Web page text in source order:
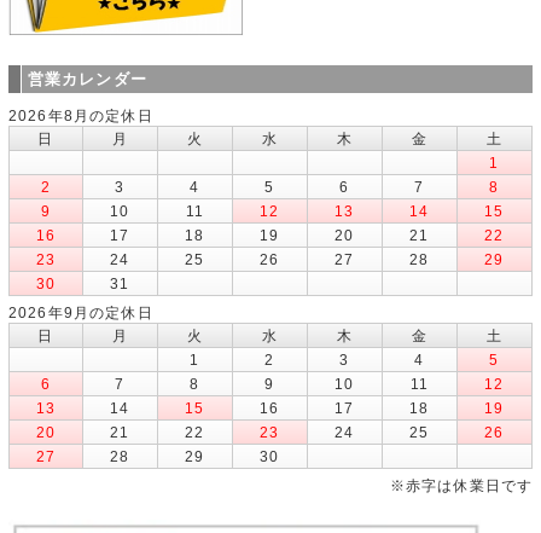
営業カレンダー
2026年8月の定休日
日
月 火 水 木 金
土
1
2
3 4 5 6 7
8
9
10 11 12 13 14
15
16
17 18 19 20 21
22
23
24 25 26 27 28
29
30
31
2026年9月の定休日
日
月 火 水 木 金
土
1
2 3 4
5
6
7 8 9 10 11
12
13
14 15 16 17 18
19
20
21 22 23 24 25
26
27
28 29
30
※赤字は休業日です